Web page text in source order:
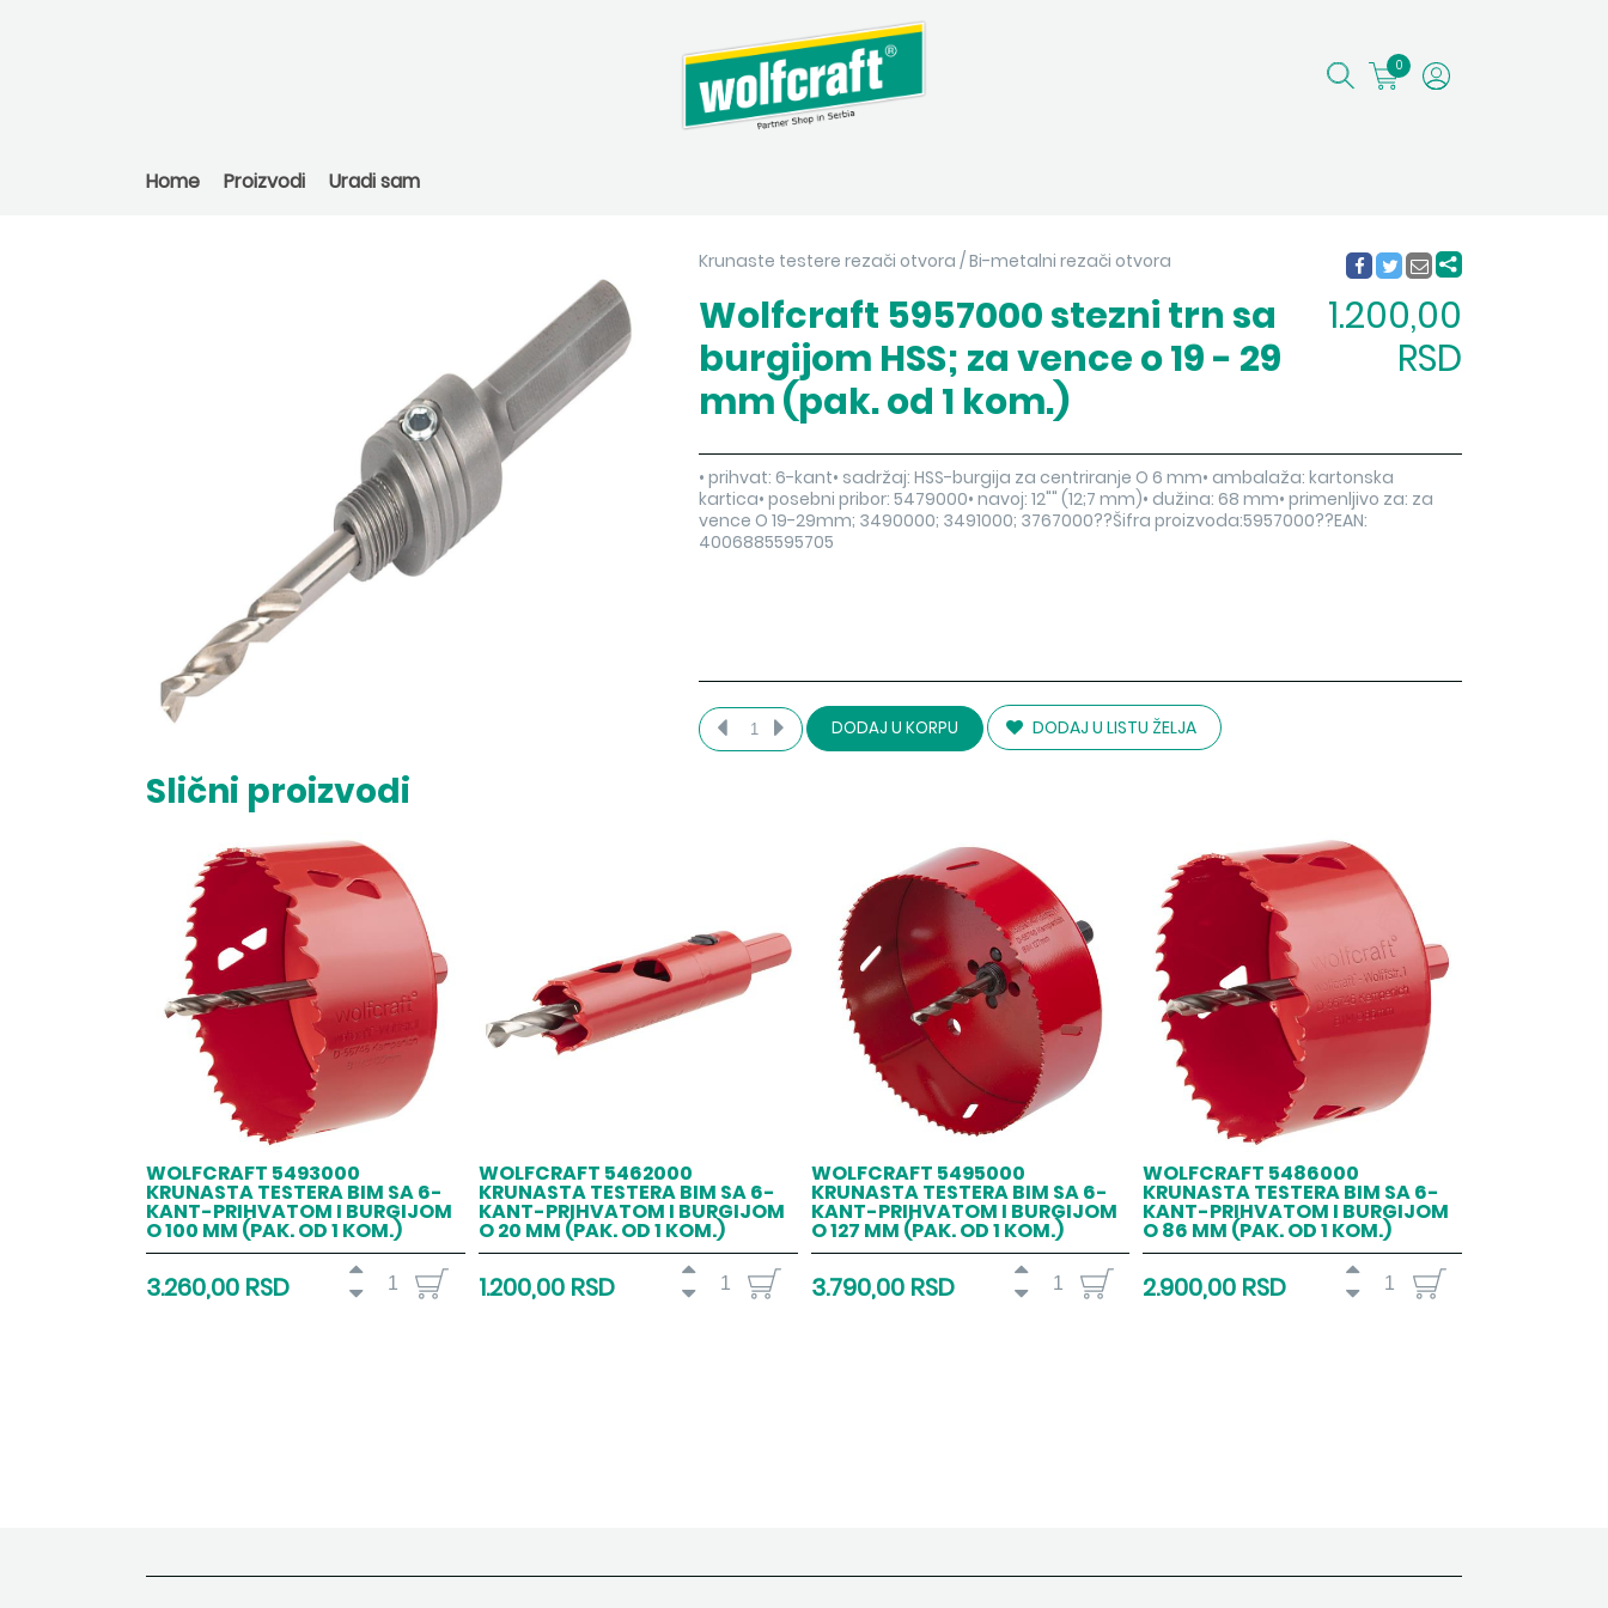
0
Home Proizvodi Uradi sam
Krunaste testere rezači otvora /Bi-metalni rezači otvora
Wolfcraft 5957000 stezni trn sa
burgijom HSS; za vence o 19 - 29
mm (pak. od 1 kom.)
1.200,00
RSD
• prihvat: 6-kant• sadržaj: HSS-burgija za centriranje O 6 mm• ambalaža: kartonska
kartica• posebni pribor: 5479000• navoj: 12"" (12;7 mm)• dužina: 68 mm• primenljivo za: za
vence O 19-29mm; 3490000; 3491000; 3767000??Šifra proizvoda:5957000??EAN:
4006885595705
DODAJ U KORPU DODAJ U LISTU ŽELJA
Slični proizvodi
WOLFCRAFT 5493000
KRUNASTA TESTERA BIM SA 6-
KANT-PRIHVATOM I BURGIJOM
O 100 MM (PAK. OD 1 KOM.)
3.260,00 RSD
WOLFCRAFT 5462000
KRUNASTA TESTERA BIM SA 6-
KANT-PRIHVATOM I BURGIJOM
O 20 MM (PAK. OD 1 KOM.)
1.200,00 RSD
WOLFCRAFT 5495000
KRUNASTA TESTERA BIM SA 6-
KANT-PRIHVATOM I BURGIJOM
O 127 MM (PAK. OD 1 KOM.)
3.790,00 RSD
WOLFCRAFT 5486000
KRUNASTA TESTERA BIM SA 6-
KANT-PRIHVATOM I BURGIJOM
O 86 MM (PAK. OD 1 KOM.)
2.900,00 RSD